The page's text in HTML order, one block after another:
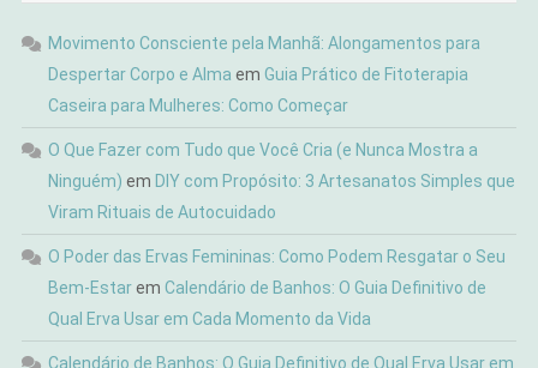
Movimento Consciente pela Manhã: Alongamentos para
Despertar Corpo e Alma em Guia Prático de Fitoterapia
Caseira para Mulheres: Como Começar
O Que Fazer com Tudo que Você Cria (e Nunca Mostra a
Ninguém) em DIY com Propósito: 3 Artesanatos Simples que
Viram Rituais de Autocuidado
O Poder das Ervas Femininas: Como Podem Resgatar o Seu
Bem-Estarem Calendário de Banhos: O Guia Definitivo de
Qual Erva Usar em Cada Momento da Vida
Calendário de Banhos: O Guia Definitivo de Qual Erva Usar em